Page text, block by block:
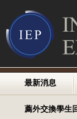
最新消息
薦外交換學生